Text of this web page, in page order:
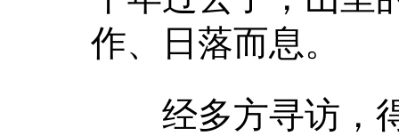
作、日落而息。
经多方寻访，得